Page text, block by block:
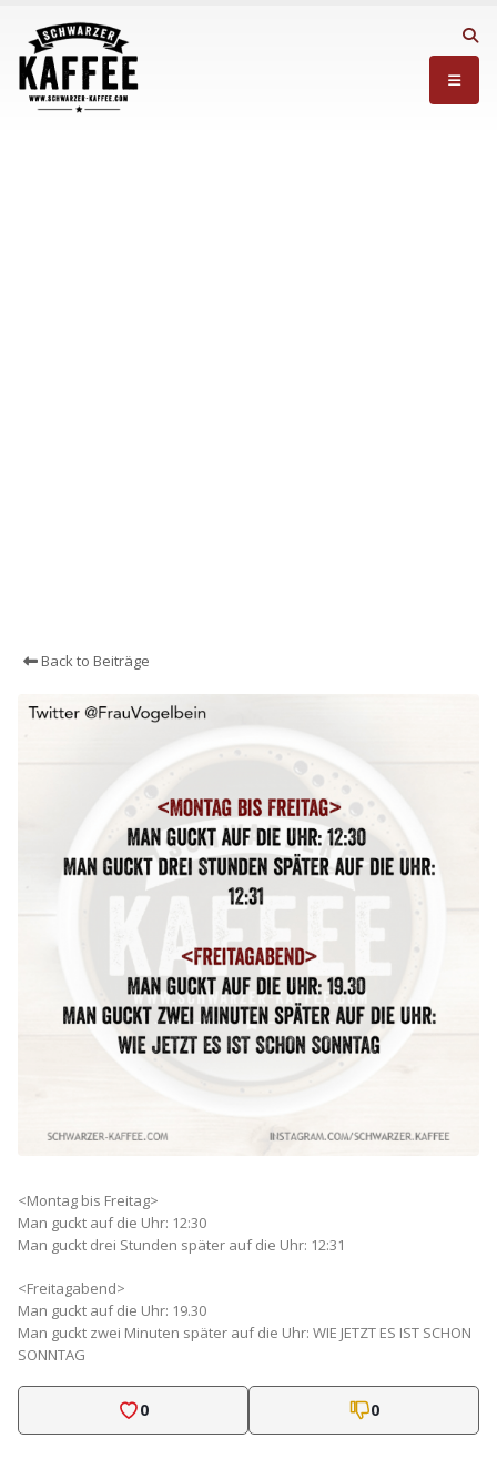
Back to Beiträge
<Montag bis Freitag>
Man guckt auf die Uhr: 12:30
Man guckt drei Stunden später auf die Uhr: 12:31
<Freitagabend>
Man guckt auf die Uhr: 19.30
Man guckt zwei Minuten später auf die Uhr: WIE JETZT ES IST SCHON
SONNTAG
0 0